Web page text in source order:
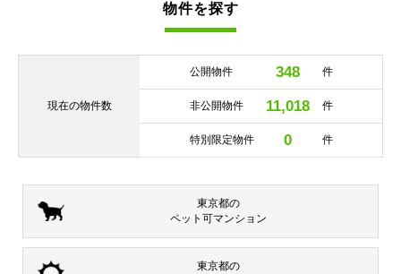
物件を探す
現在の物件数
公開物件 348 件
非公開物件 11,018 件
特別限定物件 0 件
東京都の
ペット可マンション
東京都の